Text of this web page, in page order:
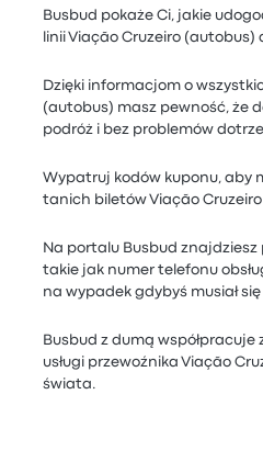
Busbud pokaże Ci, jakie
linii Viação Cruzeiro (autobus)
Dzięki informacjom o
(autobus) masz pewność, że
podróż i bez problemów
Wypatruj kodów kuponu, aby
tanich biletów Viação
Na portalu Busbud
takie jak numer telefonu
na wypadek gdybyś musiał
Busbud z dumą współpracuje
usługi przewoźnika Viação
świata.